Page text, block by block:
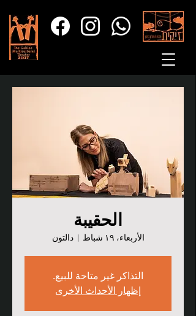
الحقيبة
الأربعاء، ١٩ شباط
  |
دالتون
التذاكر غير متاحة للبيع.
إظهار الأحداث الأخرى